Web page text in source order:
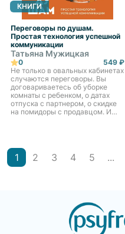
КНИГИ
Переговоры по душам.
Простая технология успешной
коммуникации
Татьяна Мужицкая
0
549 ₽
Не только в овальных кабинетах
случаются переговоры. Вы
договариваетесь об уборке
комнаты с ребенком, о датах
отпуска с партнером, о скидке
на помидоры с продавцом. И
1 2 3 4 5 ...